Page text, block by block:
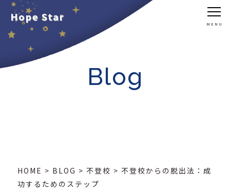
Hope Star
Blog
HOME > BLOG > 不登校 > 不登校からの脱出法：成
功するためのステップ